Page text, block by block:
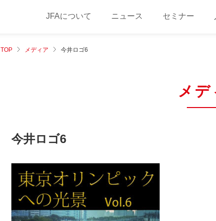
JFAについて ニュース セミナー
TOP メディア 今井ロゴ6
メデ
今井ロゴ6